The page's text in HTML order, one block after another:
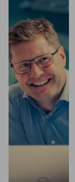
Kontakt oss